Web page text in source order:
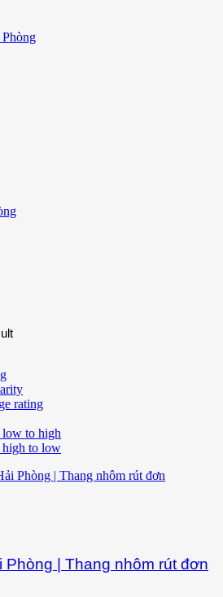
rating
low to high
high to low
Phòng | Thang nhôm rút đơn